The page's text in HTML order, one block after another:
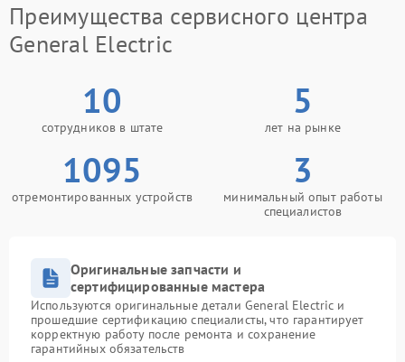
Преимущества сервисного центра
General Electric
10
сотрудников в штате
5
лет на рынке
1095
отремонтированных устройств
3
минимальный опыт работы
специалистов
Оригинальные запчасти и
сертифицированные мастера
Используются оригинальные детали General Electric и
прошедшие сертификацию специалисты, что гарантирует
корректную работу после ремонта и сохранение
гарантийных обязательств